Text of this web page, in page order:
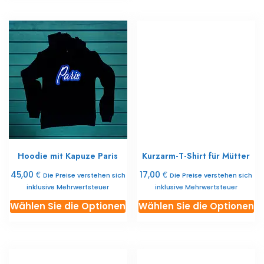
mehreren
Varianten
erhältlich.
Optionen
können
Sie
auf
der
Produktseite
auswählen
Hoodie mit Kapuze Paris
45,00 € Die Preise verstehen sich
inklusive Mehrwertsteuer
Wählen Sie die OptionenDieses
Produkt
Kurzarm-T-Shirt für Mütter
17,00€ Die Preise verstehen sich
inklusive Mehrwertsteuer
Wählen Sie die Optionen